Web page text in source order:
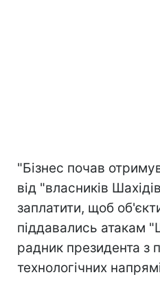
"Бізнес почав
від "власників
заплатити, щоб
піддавались атакам
радник президента з
технологічних